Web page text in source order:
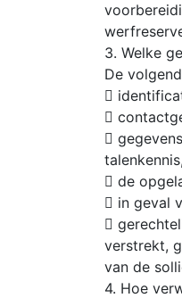
3. Welke
De



 de
 in geval

verstrekt,
van de
4. Hoe